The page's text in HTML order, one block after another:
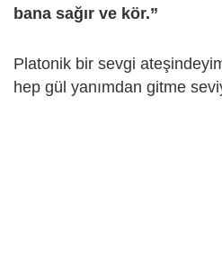
bana sağır ve kör.”
Platonik bir sevgi
hep gül yanımdan gitme